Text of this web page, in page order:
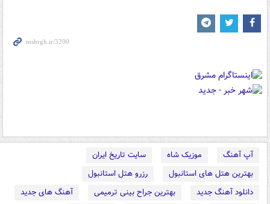
آپ آهنگ موزیک شاه
سایت تاریخ ایران
بهترین هتل های استانبول
رزرو هتل استانبول
دانلود آهنگ جدید
بهترین جراح بینی ترمیمی
آهنگ های جدید